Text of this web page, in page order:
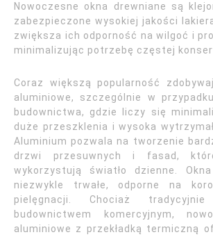
Nowoczesne okna drewniane są
zabezpieczone wysokiej jakości
zwiększa ich odporność na wilgoć i
minimalizując potrzebę częstej
Coraz większą popularność
aluminiowe, szczególnie w
budownictwa, gdzie liczy się
duże przeszklenia i wysoka
Aluminium pozwala na tworzenie
drzwi przesuwnych i fasad,
wykorzystują światło dzienne.
niezwykle trwałe, odporne na
pielęgnacji. Chociaż
budownictwem komercyjnym,
aluminiowe z przekładką termiczną